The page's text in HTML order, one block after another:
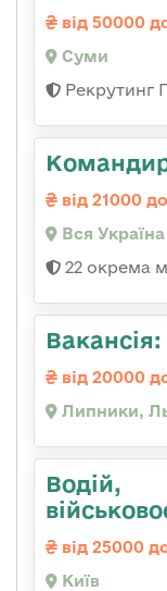
від 50000
Суми
Рекрутинг
Командир
від 21000
Вся Україна
22 окрема
від 20000
Липники,
Водій,
від 25000
Київ